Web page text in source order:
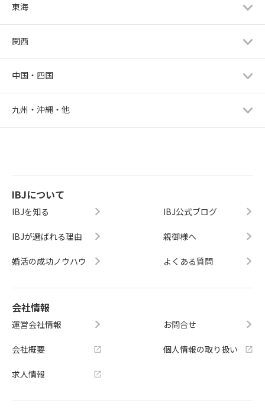
東海
関西
中国・四国
九州・沖縄・他
IBJについて
IBJを知る
IBJが選ばれる理由
婚活の成功ノウハウ
IBJ公式ブログ
親御様へ
よくある質問
会社情報
運営会社情報
会社概要
求人情報
お問合せ
個人情報の取り扱い